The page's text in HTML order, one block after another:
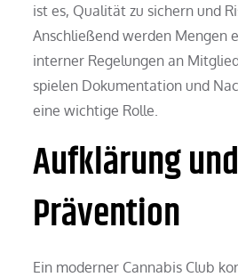
ist es, Qualität zu sichern und
Anschließend werden Mengen
interner Regelungen an
spielen Dokumentation und
eine wichtige Rolle.
Aufklärung und
Prävention
Ein moderner Cannabis Club